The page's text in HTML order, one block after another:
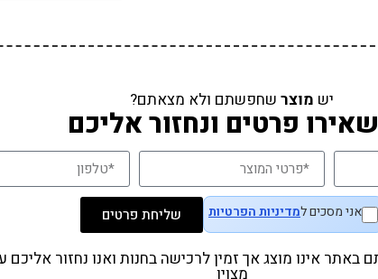
יש מוצר שחפשתם ולא מצאתם?
פרטים ונחזור אליכם
אני מסכים למדיניות הפרטיות שליחת פרטים
אינו מוצג אך זמין לרכישה בחנות ואנו נחזור אליכם
מצוין